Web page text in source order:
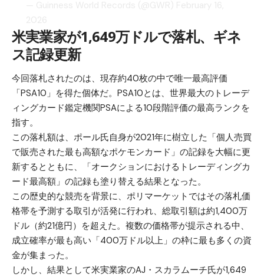
米実業家が1,649万ドルで落札、ギネ
ス記録更新
今回落札されたのは、現存約40枚の中で唯一最高評価
「PSA10」を得た個体だ。PSA10とは、世界最大のトレーデ
ィングカード鑑定機関PSAによる10段階評価の最高ランクを
指す。
この落札額は、ポール氏自身が2021年に樹立した「個人売買
で販売された最も高額なポケモンカード」の記録を大幅に更
新するとともに、「オークションにおけるトレーディングカ
ード最高額」の記録も塗り替える結果となった。
この歴史的な競売を背景に、ポリマーケットではその落札価
格帯を予測する取引が活発に行われ、総取引額は約1,400万
ドル（約21億円）を超えた。複数の価格帯が提示される中、
成立確率が最も高い「400万ドル以上」の枠に最も多くの資
金が集まった。
しかし、結果として米実業家のAJ・スカラムーチ氏が1,649